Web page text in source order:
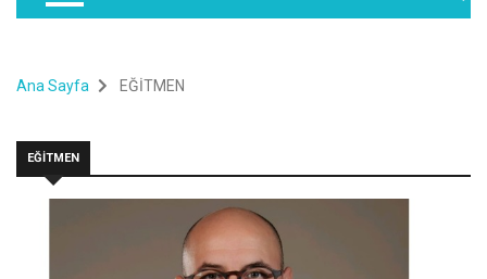
Ana Sayfa EĞİTMEN
EĞİTMEN